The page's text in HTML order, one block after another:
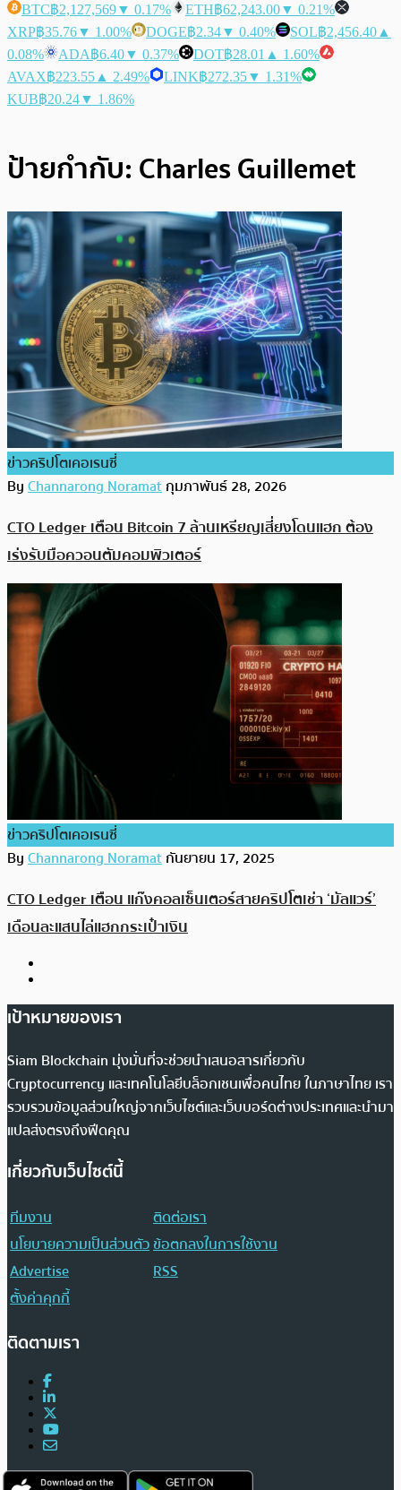
BTC฿2,127,569▼ 0.17% ETH฿62,243.00▼ 0.21%
XRP฿35.76▼ 1.00% DOGE฿2.34▼ 0.40% SOL฿2,456.40 ▲
0.08%
ADA฿6.40▼ 0.37% DOT฿28.01 ▲ 1.60%
AVAX฿223.55 ▲ 2.49% LINK฿272.35▼ 1.31%
KUB฿20.24▼ 1.86%
ป้ายกำกับ: Charles Guillemet
ข่าวคริปโตเคอเรนซี่
ByChannarong Noramatกุมภาพันธ์ 28, 2026
CTO Ledger เตือน Bitcoin 7 ล้านเหรียญเสี่ยงโดนแฮก ต้อง
เร่งรับมือควอนตัมคอมพิวเตอร์
ข่าวคริปโตเคอเรนซี่
ByChannarong Noramatกันยายน 17, 2025
CTO Ledger เตือน แก๊งคอลเซ็นเตอร์สายคริปโตเช่า ‘มัลแวร์’
เดือนละแสนไล่แฮกกระเป๋าเงิน
เป้าหมายของเรา
Siam Blockchain มุ่งมั่นที่จะช่วยนำเสนอสารเกี่ยวกับ
Cryptocurrency และเทคโนโลยีบล็อกเชนเพื่อคนไทย ในภาษาไทย เรา
รวบรวมข้อมูลส่วนใหญ่จากเว็บไซต์และเว็บบอร์ดต่างประเทศและนำมา
แปลส่งตรงถึงฟีดคุณ
เกี่ยวกับเว็บไซต์นี้
ทีมงาน
ติดต่อเรา
นโยบายความเป็นส่วนตัวข้อตกลงในการใช้งาน
Advertise
RSS
ตั้งค่าคุกกี้
ติดตามเรา